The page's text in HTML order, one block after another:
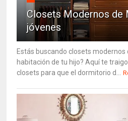
Closets Modernos de
jóvenes
Estás buscando closets modernos
habitación de tu hijo? Aquí te
closets para que el dormitorio d...